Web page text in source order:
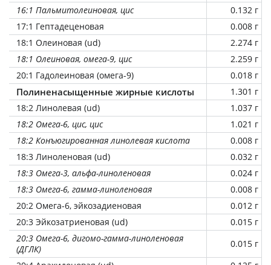
16:1 Пальмитолеиновая, цис
0.132 г
17:1 Гептадеценовая
0.008 г
18:1 Олеиновая (ud)
2.274 г
18:1 Олеиновая, омега-9, цис
2.259 г
20:1 Гадолеиновая (омега-9)
0.018 г
Полиненасыщенные жирные кислоты
1.301 г
18:2 Линолевая (ud)
1.037 г
18:2 Омега-6, цис, цис
1.021 г
18:2 Конъюгированная линолевая кислота
0.008 г
18:3 Линоленовая (ud)
0.032 г
18:3 Омега-3, альфа-линоленовая
0.024 г
18:3 Омега-6, гамма-линоленовая
0.008 г
20:2 Омега-6, эйкозадиеновая
0.012 г
20:3 Эйкозатриеновая (ud)
0.015 г
20:3 Омега-6, дигомо-гамма-линоленовая
(ДГЛК)
0.015 г